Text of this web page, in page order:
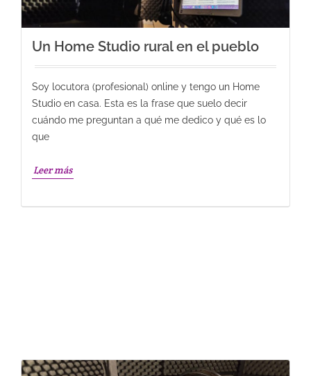
Un Home Studio rural en el pueblo
Soy locutora (profesional) online y tengo un Home
Studio en casa. Esta es la frase que suelo decir
cuándo me preguntan a qué me dedico y qué es lo
que
Leer más